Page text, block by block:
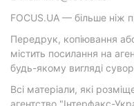
FOCUS.UA — більше ніж
Передрук, копіювання
містить посилання на
будь-якому вигляді
Всі матеріали, які
агентство "Інтерфакс-